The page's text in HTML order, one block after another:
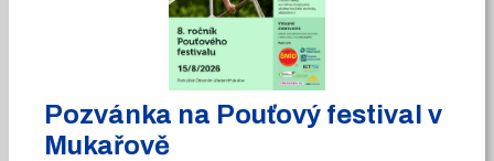
Pozvánka na Pouťový festival v
Mukařově